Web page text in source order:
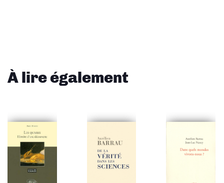
À lire également